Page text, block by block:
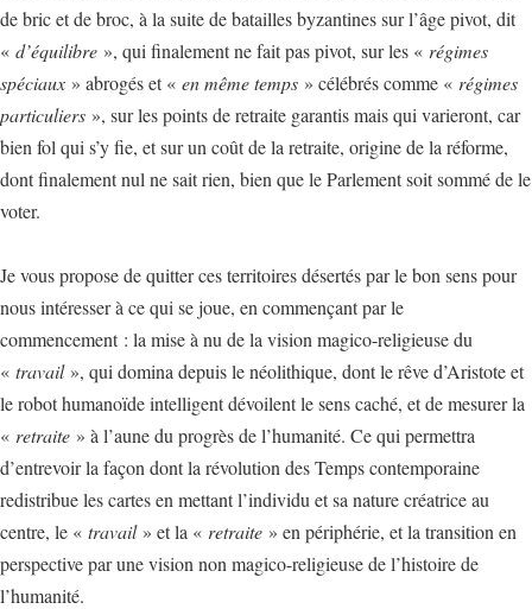
de bric et de broc, à la suite de batailles byzantines sur l’âge pivot, dit
« d’équilibre », qui finalement ne fait pas pivot, sur les « régimes
spéciaux » abrogés et « en même temps » célébrés comme « régimes
particuliers », sur les points de retraite garantis mais qui varieront, car
bien fol qui s’y fie, et sur un coût de la retraite, origine de la réforme,
dont finalement nul ne sait rien, bien que le Parlement soit sommé de le
voter.
Je vous propose de quitter ces territoires désertés par le bon sens pour
nous intéresser à ce qui se joue, en commençant par le
commencement : la mise à nu de la vision magico-religieuse du
« travail », qui domina depuis le néolithique, dont le rêve d’Aristote et
le robot humanoïde intelligent dévoilent le sens caché, et de mesurer la
« retraite » à l’aune du progrès de l’humanité. Ce qui permettra
d’entrevoir la façon dont la révolution des Temps contemporaine
redistribue les cartes en mettant l’individu et sa nature créatrice au
centre, le « travail » et la « retraite » en périphérie, et la transition en
perspective par une vision non magico-religieuse de l’histoire de
l’humanité.